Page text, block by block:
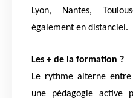
Lyon, Nantes,
également en distanciel.
Les + de la formation ?
Le rythme alterne
une pédagogie active